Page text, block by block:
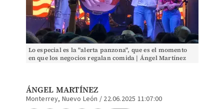
Lo especial es la "alerta panzona", que es el momento
en que los negocios regalan comida | Ángel Martínez
ÁNGEL MARTÍNEZ
Monterrey, Nuevo León / 22.06.2025 11:07:00